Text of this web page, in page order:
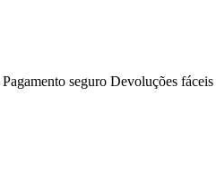
Pagamento seguro Devoluções fáceis